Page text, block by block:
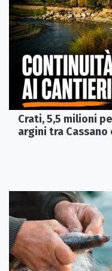
Crati, 5,5 milioni
argini tra